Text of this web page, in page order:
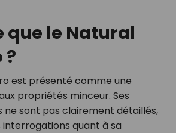
que le Natural
?
est présenté comme une
propriétés minceur. Ses
ne sont pas clairement détaillés,
interrogations quant à sa